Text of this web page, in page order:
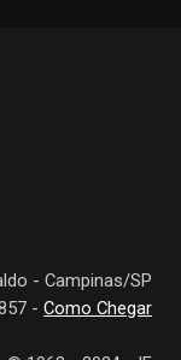
- Campinas/SP
- Como Chegar